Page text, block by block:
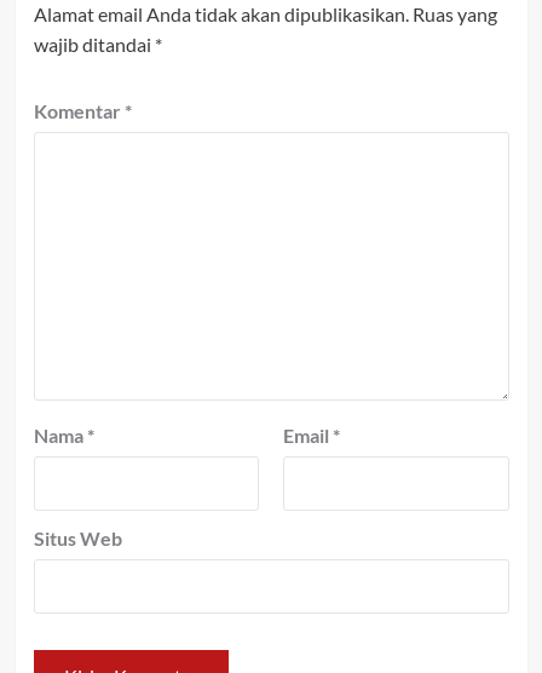
Alamat email Anda tidak akan dipublikasikan. Ruas yang
wajib ditandai *
Komentar *
Nama * Email *
Situs Web